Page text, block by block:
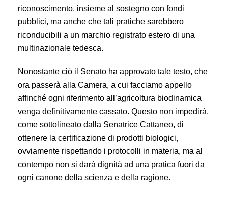
riconoscimento, insieme al sostegno con fondi
pubblici, ma anche che tali pratiche sarebbero
riconducibili a un marchio registrato estero di una
multinazionale tedesca.
Nonostante ciò il Senato ha approvato tale testo, che
ora passerà alla Camera, a cui facciamo appello
affinché ogni riferimento all’agricoltura biodinamica
venga definitivamente cassato. Questo non impedirà,
come sottolineato dalla Senatrice Cattaneo, di
ottenere la certificazione di prodotti biologici,
ovviamente rispettando i protocolli in materia, ma al
contempo non si darà dignità ad una pratica fuori da
ogni canone della scienza e della ragione.